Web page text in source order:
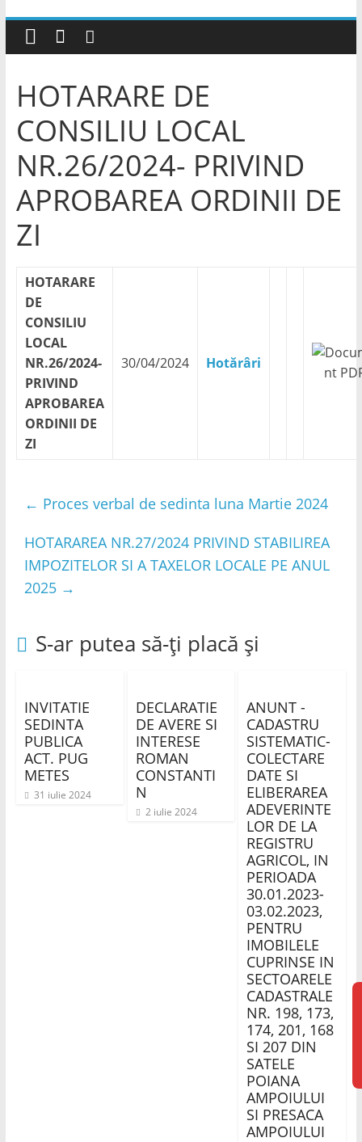
HOTARARE DE
CONSILIU LOCAL
NR.26/2024- PRIVIND
APROBAREA ORDINII DE
ZI
HOTARARE
DE
CONSILIU
LOCAL
NR.26/2024-
PRIVIND
APROBAREA
ORDINII DE
ZI
30/04/2024 Hotărâri
← Proces verbal de sedinta luna Martie 2024
HOTARAREA NR.27/2024 PRIVIND STABILIREA
IMPOZITELOR SI A TAXELOR LOCALE PE ANUL
2025 →
S-ar putea să-ți placă și
INVITATIE
SEDINTA
PUBLICA
ACT. PUG
METES
31 iulie 2024
DECLARATIE
DE AVERE SI
INTERESE
ROMAN
CONSTANTI
N
2 iulie 2024
ANUNT -
CADASTRU
SISTEMATIC-
COLECTARE
DATE SI
ELIBERAREA
ADEVERINTE
LOR DE LA
REGISTRU
AGRICOL, IN
PERIOADA
30.01.2023-
03.02.2023,
PENTRU
IMOBILELE
CUPRINSE IN
SECTOARELE
CADASTRALE
NR. 198, 173,
174, 201, 168
SI 207 DIN
SATELE
POIANA
AMPOIULUI
SI PRESACA
AMPOIULUI